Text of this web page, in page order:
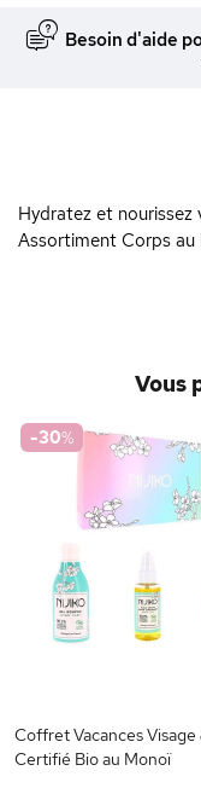
Besoin d'aide
Hydratez et
Assortiment Corps au
Vous
-30%
Coffret Vacances Visage
Certifié Bio au Monoï